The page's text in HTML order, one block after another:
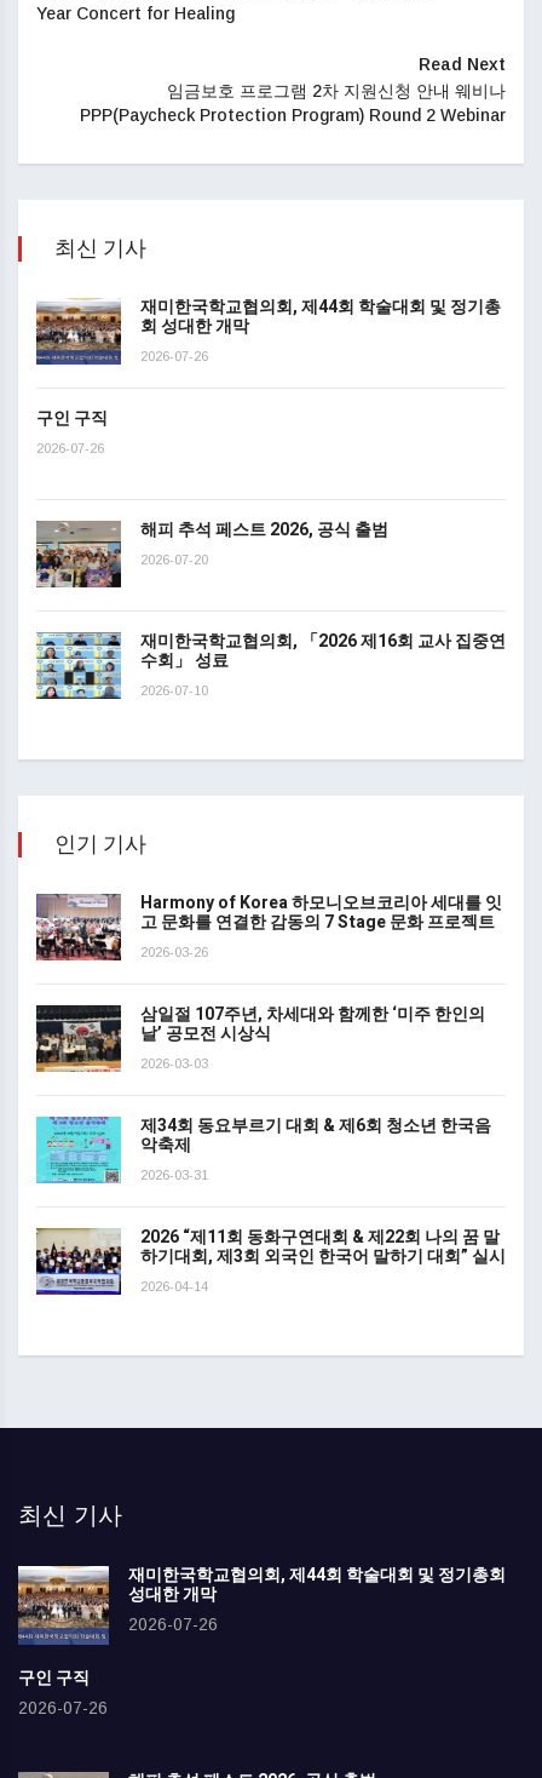
Year Concert for Healing
Read Next
임금보호 프로그램 2차 지원신청 안내 웨비나
PPP(Paycheck Protection Program) Round 2 Webinar
최신 기사
재미한국학교협의회, 제44회 학술대회 및 정기총
회 성대한 개막
2026-07-26
구인 구직
2026-07-26
해피 추석 페스트 2026, 공식 출범
2026-07-20
재미한국학교협의회, 「2026 제16회 교사 집중연
수회」 성료
2026-07-10
인기 기사
Harmony of Korea 하모니오브코리아 세대를 잇
고 문화를 연결한 감동의 7 Stage 문화 프로젝트
2026-03-26
삼일절 107주년, 차세대와 함께한 ‘미주 한인의
날’ 공모전 시상식
2026-03-03
제34회 동요부르기 대회 & 제6회 청소년 한국음
악축제
2026-03-31
2026 “제11회 동화구연대회 & 제22회 나의 꿈 말
하기대회, 제3회 외국인 한국어 말하기 대회” 실시
2026-04-14
최신 기사
재미한국학교협의회, 제44회 학술대회 및 정기총회
성대한 개막
2026-07-26
구인 구직
2026-07-26